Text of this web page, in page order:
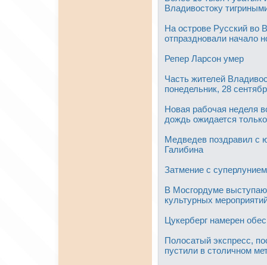
Владивостоку
На острове Русский во
отпраздновали начало
Репер Ларсон умер
Часть жителей
понедельник, 28
Новая рабочая неделя
дождь ожидается
Медведев поздравил с
Галибина
Затмение с суперлунием
В Мосгордуме
культурных
Цукерберг намерен
Полосатый экспресс,
пустили в столичном